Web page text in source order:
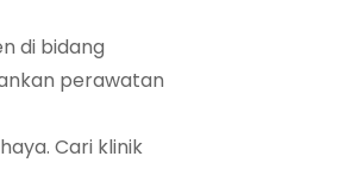
di bidang
perawatan
Cari klinik